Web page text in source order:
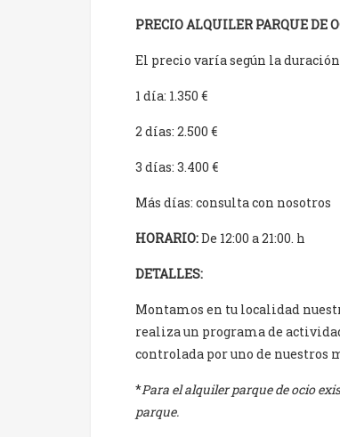
PRECIO ALQUILER PARQUE DE
El precio varía según la
1 día: 1.350 €
2 días: 2.500 €
3 días: 3.400 €
Más días: consulta con nosotros
HORARIO:De 12:00 a 21:00. h
DETALLES:
Montamos en tu localidad
realiza un programa de
controlada por uno de nuestros
*Para el alquiler parque de ocio
parque.